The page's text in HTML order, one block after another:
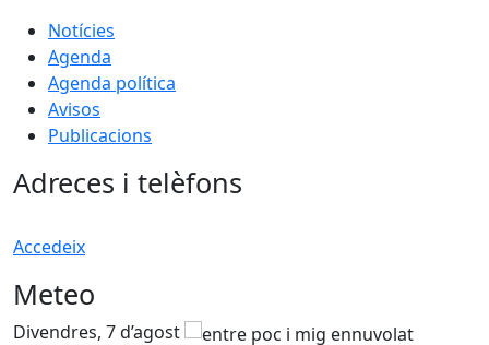
Notícies
Agenda
Agenda política
Avisos
Publicacions
Adreces i telèfons
Accedeix
Meteo
Divendres, 7 d’agost